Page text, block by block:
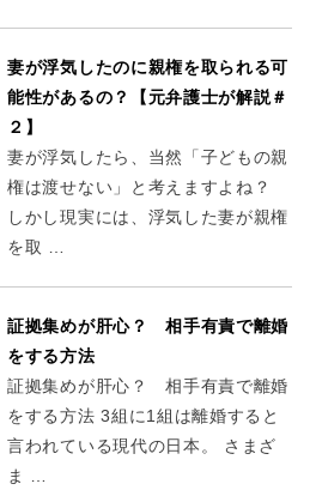
妻が浮気したのに親権を取られる可
能性があるの？【元弁護士が解説＃
２】
妻が浮気したら、当然「子どもの親
権は渡せない」と考えますよね？
しかし現実には、浮気した妻が親権
を取 …
証拠集めが肝心？ 相手有責で離婚
をする方法
証拠集めが肝心？ 相手有責で離婚
をする方法 3組に1組は離婚すると
言われている現代の日本。 さまざ
ま …